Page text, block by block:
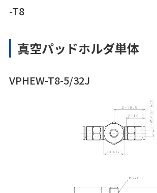
-T8
真空パッドホルダ単体
VPHEW-T8-5/32J